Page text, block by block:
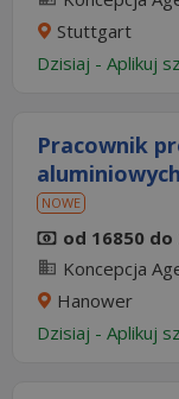
Stuttgart
Dzisiaj - Aplikuj
Pracownik
NOWE
od 16850
Koncepcja
Hanower
Dzisiaj - Aplikuj